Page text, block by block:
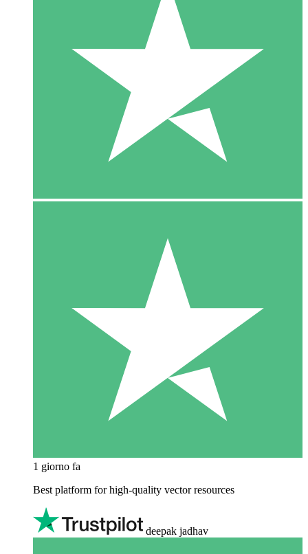
1 giorno fa
Best platform for high-quality vector resources
deepak jadhav